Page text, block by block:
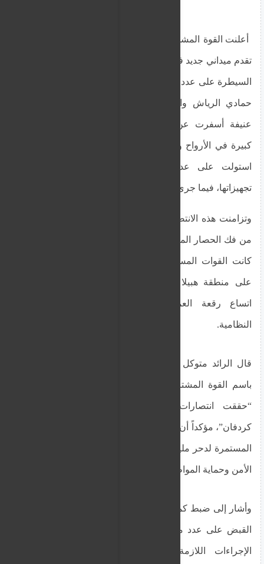
أعلنت القوة المشتركة للحركات المسلحة عن تحقيق
تقدم ميداني جديد في شمال كردفان، حيث تمكنت من
السيطرة على عدد من المناطق المهمة أبرزها كازقيل،
حمادي الرياش والمناطق المحيطة بها، بعد معارك
عنيفة أسفرت عن تكبيد المليشيا المتمردة خسائر
كبيرة في الأرواح والعتاد العسكري. وأكدت القوة أنها
استولت على عدد من المركبات القتالية بكامل
تجهيزاتها، فيما جرى تدمير أخرى خلال العمليات.
وتزامنت هذه الانتصارات مع اقتراب الجيش السوداني
من فك الحصار المفروض على مدينة الدلنج، في وقت
كانت القوات المسلحة قد سيطرت في وقت سابق
على منطقة هبيلا بولاية جنوب كردفان، ما يعكس
اتساع رقعة العمليات العسكرية لصالح القوات
النظامية.
قال الرائد متوكل علي وكيل أبوجا الناطق الرسمي
باسم القوة المشتركة، في بيان صحفي، إن القوات
“حققت انتصارات ميدانية كاسحة بمحور شمال
كردفان”، مؤكداً أن هذه العمليات تأتي في إطار الجهود
المستمرة لدحر مليشيا الدعم السريع المتمردة وبسط
الأمن وحماية المواطنين.
وأشار إلى ضبط كميات كبيرة من العتاد الحربي وإلقاء
القبض على عدد من عناصر المليشيا، حيث تم اتخاذ
الإجراءات اللازمة بحقهم وفق القوانين واللوائح